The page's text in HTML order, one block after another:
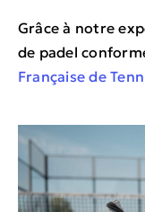
Grâce à notre
de padel
Française de